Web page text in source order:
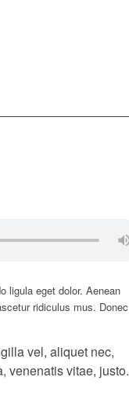
ligula eget dolor. Aenean
ridiculus mus. Donec
vel, aliquet nec,
venenatis vitae, justo.